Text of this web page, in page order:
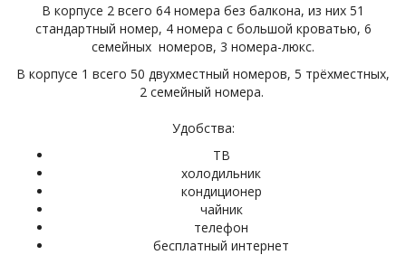
В корпусе 2 всего 64 номера без балкона, из них 51
стандартный номер, 4 номера с большой кроватью, 6
семейных номеров, 3 номера-люкс.
В корпусе 1 всего 50 двухместный номеров, 5 трёхместных,
2 семейный номера.
Удобства:
ТВ
холодильник
кондиционер
чайник
телефон
бесплатный интернет